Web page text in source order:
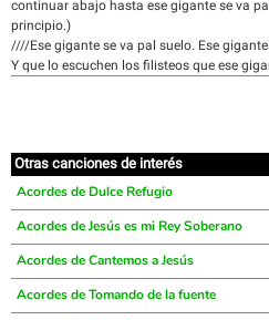
continuar abajo hasta ese gigante se va
principio.)
////Ese gigante se va pal suelo. Ese
Y que lo escuchen los filisteos que ese
Otras canciones de interés
Acordes de Dulce Refugio
Acordes de Jesús es mi Rey Soberano
Acordes de Cantemos a Jesús
Acordes de Tomando de la fuente